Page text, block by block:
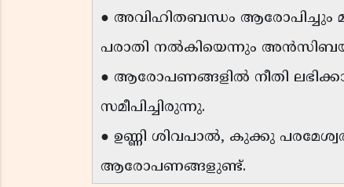
● അവിഹിതബന്ധം ആരോപിച്ചും
പരാതി നൽകിയെന്നും
● ആരോപണങ്ങളിൽ നീതി
സമീപിച്ചിരുന്നു.
● ഉണ്ണി ശിവപാൽ, കുക്കു
ആരോപണങ്ങളുണ്ട്.